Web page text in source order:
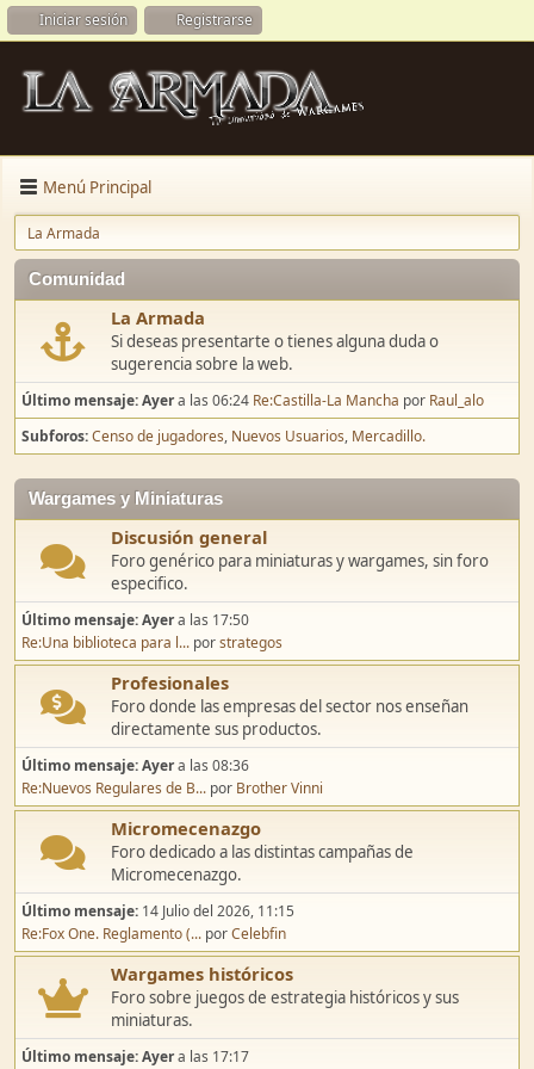
Iniciar sesión Registrarse
Menú Principal
La Armada
Comunidad
La Armada
Si deseas presentarte o tienes alguna duda o
sugerencia sobre la web.
Último mensaje:Ayera las 06:24 Re:Castilla-La Mancha por Raul_alo
Subforos Censo de jugadores Nuevos Usuarios Mercadillo.
Wargames y Miniaturas
Discusión general
Foro genérico para miniaturas y wargames, sin foro
especifico.
Último mensaje:Ayera las 17:50
Re:Una biblioteca para l... porstrategos
Profesionales
Foro donde las empresas del sector nos enseñan
directamente sus productos.
Último mensaje:Ayera las 08:36
Re:Nuevos Regulares de B... por Brother Vinni
Micromecenazgo
Foro dedicado a las distintas campañas de
Micromecenazgo.
Último mensaje: 14 Julio del 2026, 11:15
Re:Fox One. Reglamento (... porCelebfin
Wargames históricos
Foro sobre juegos de estrategia históricos y sus
miniaturas.
Último mensaje:Ayera las 17:17